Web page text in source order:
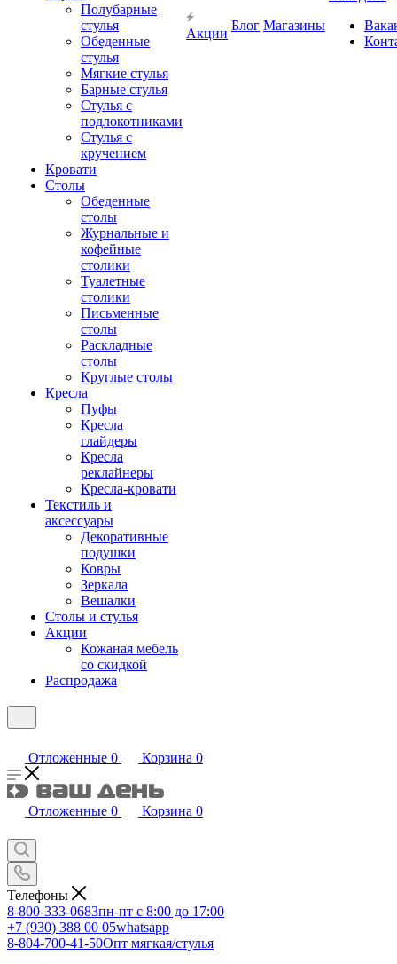
Полубарные
стулья
Обеденные
стулья
Мягкие стулья
Барные стулья
Стулья с
подлокотниками
Стулья с
кручением
Кровати
Столы
Обеденные
столы
Журнальные и
кофейные
столики
Туалетные
столики
Письменные
столы
Раскладные
столы
Круглые столы
Кресла
Пуфы
Кресла
глайдеры
Кресла
реклайнеры
Кресла-кровати
Текстиль и
аксессуары
Декоративные
подушки
Ковры
Зеркала
Вешалки
Столы и стулья
Акции
Кожаная мебель
со скидкой
Распродажа
Акции
Блог Магазины
Отложенные 0 Корзина 0
Отложенные 0 Корзина 0
Телефоны
8-800-333-0683пн-пт с 8:00 до 17:00
+7 (930) 388 00 05whatsapp
8-804-700-41-50Опт мягкая/стулья